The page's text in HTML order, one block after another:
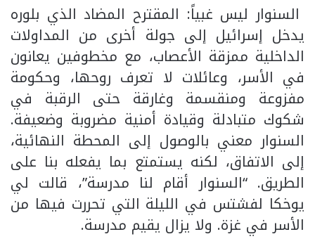
السنوار ليس غبياً: المقترح المضاد الذي بلوره
يدخل إسرائيل إلى جولة أخرى من المداولات
الداخلية ممزقة الأعصاب، مع مخطوفين يعانون
في الأسر، وعائلات لا تعرف روحها، وحكومة
مفزوعة ومنقسمة وغارقة حتى الرقبة في
شكوك متبادلة وقيادة أمنية مضروبة وضعيفة.
السنوار معني بالوصول إلى المحطة النهائية،
إلى الاتفاق، لكنه يستمتع بما يفعله بنا على
الطريق. “السنوار أقام لنا مدرسة”، قالت لي
يوخكا لفشتس في الليلة التي تحررت فيها من
الأسر في غزة. ولا يزال يقيم مدرسة.